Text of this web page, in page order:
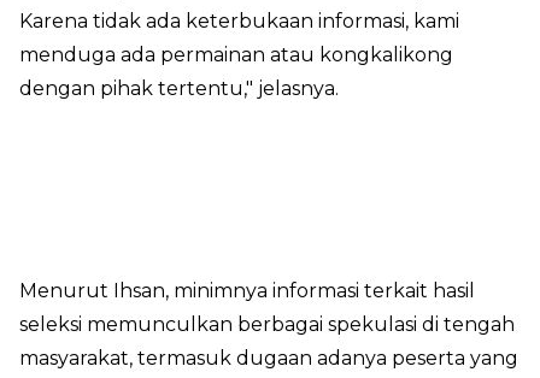
Karena tidak ada keterbukaan informasi, kami
menduga ada permainan atau kongkalikong
dengan pihak tertentu," jelasnya.
Menurut Ihsan, minimnya informasi terkait hasil
seleksi memunculkan berbagai spekulasi di tengah
masyarakat, termasuk dugaan adanya peserta yang